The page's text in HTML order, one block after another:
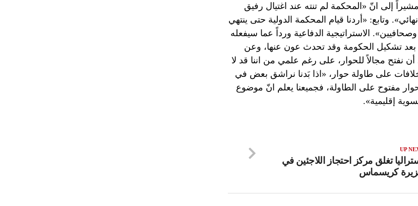
إلى انّ «المحكمة لم تنته عند اغتيال رفيق
وتابع: «أردنا قيام المحكمة الدولية حتى ينتهي
الاستراتيجية الدفاعية ورداً عما سيفعله
بعد تشكيل الحكومة وقد تحدث عون عنها، وعن
نفتح مجالاً للحوار، على رغم علمي من اننا قد لا
على طاولة حوار، «اذا بَدنا نراشق بعض في
بحوار مفتوح على الطاولة، فجميعنا يعلم انّ موضوع
إقليمية».
UP
تغلق مركز احتجاز اللاجئين في
كريسماس